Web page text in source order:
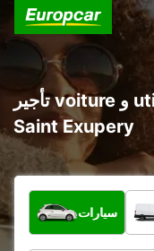
تأجير voiture و utilitaire في Lyon Airport
Saint Exupery
ما نوع المركبة؟
سيارات